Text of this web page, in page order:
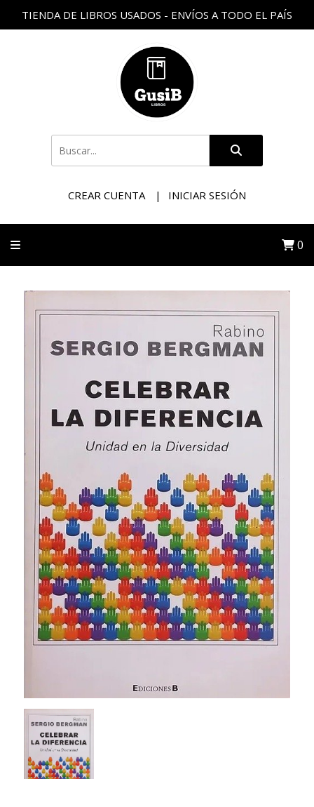
TIENDA DE LIBROS USADOS - ENVÍOS A TODO EL PAÍS
CREAR CUENTA INICIAR SESIÓN
0